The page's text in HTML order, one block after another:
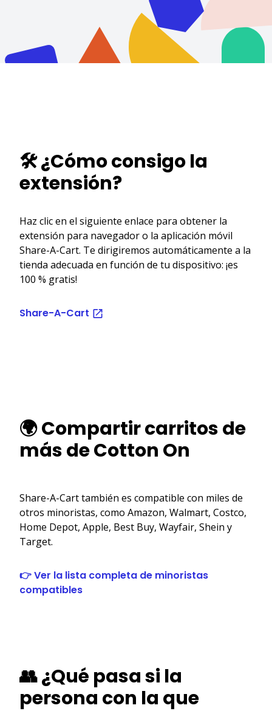
🛠️ ¿Cómo consigo la
extensión?
Haz clic en el siguiente enlace para obtener la
extensión para navegador o la aplicación móvil
Share-A-Cart. Te dirigiremos automáticamente a la
tienda adecuada en función de tu dispositivo: ¡es
100 % gratis!
Share-A-Cart
🌍 Compartir carritos de
más de Cotton On
Share-A-Cart también es compatible con miles de
otros minoristas, como Amazon, Walmart, Costco,
Home Depot, Apple, Best Buy, Wayfair, Shein y
Target.
👉 Ver la lista completa de minoristas
compatibles
👥 ¿Qué pasa si la
persona con la que